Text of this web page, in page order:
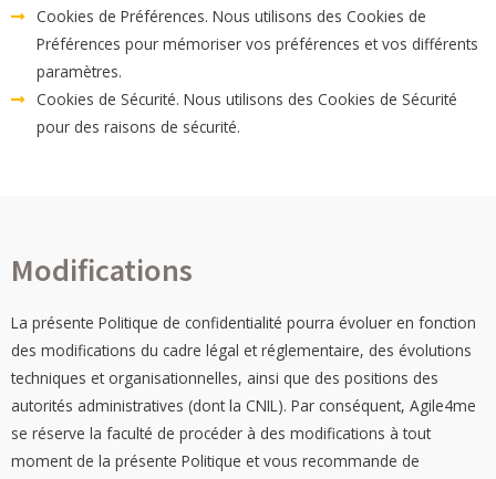
Cookies de Préférences. Nous utilisons des Cookies de
Préférences pour mémoriser vos préférences et vos différents
paramètres.
Cookies de Sécurité. Nous utilisons des Cookies de Sécurité
pour des raisons de sécurité.
Modifications
La présente Politique de confidentialité pourra évoluer en fonction
des modifications du cadre légal et réglementaire, des évolutions
techniques et organisationnelles, ainsi que des positions des
autorités administratives (dont la CNIL). Par conséquent, Agile4me
se réserve la faculté de procéder à des modifications à tout
moment de la présente Politique et vous recommande de